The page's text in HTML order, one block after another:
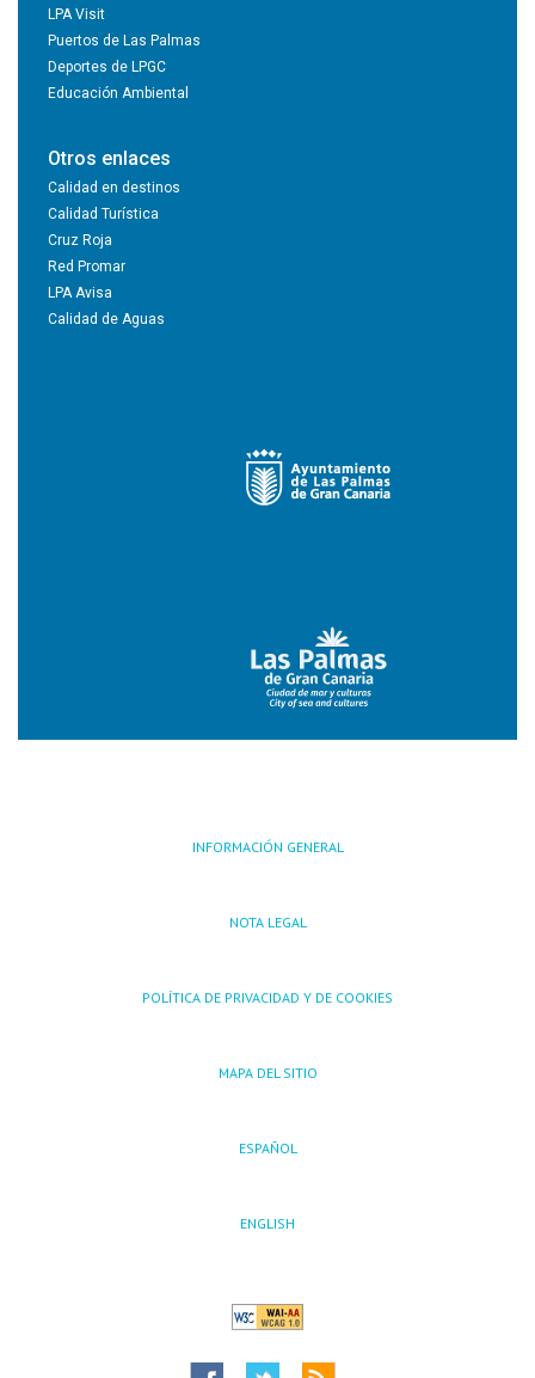
LPA Visit
Puertos de Las Palmas
Deportes de LPGC
Educación Ambiental
Otros enlaces
Calidad en destinos
Calidad Turística
Cruz Roja
Red Promar
LPA Avisa
Calidad de Aguas
INFORMACIÓN GENERAL
NOTA LEGAL
POLÍTICA DE PRIVACIDAD Y DE COOKIES
MAPA DEL SITIO
ESPAÑOL
ENGLISH